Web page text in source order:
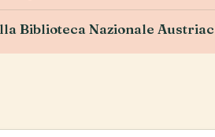
Biblioteca Nazionale